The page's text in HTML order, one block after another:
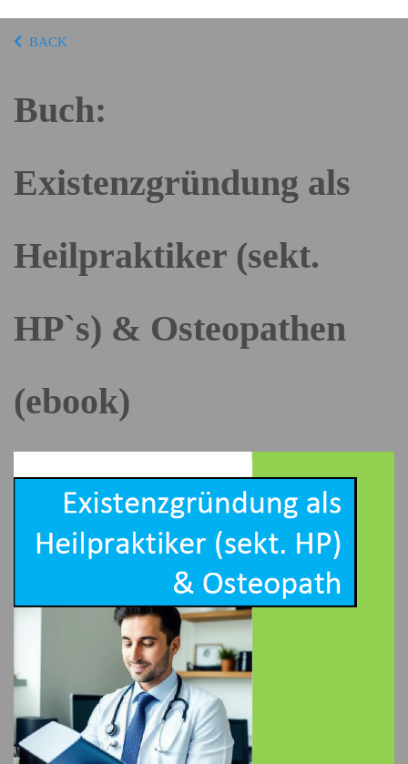
BACK
Buch:
Existenzgründung als
Heilpraktiker (sekt.
HP`s) & Osteopathen
(ebook)